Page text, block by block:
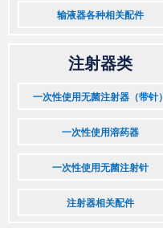
输液器各种相关配件
注射器类
一次性使用无菌注射器（带针）
一次性使用溶药器
一次性使用无菌注射针
注射器相关配件